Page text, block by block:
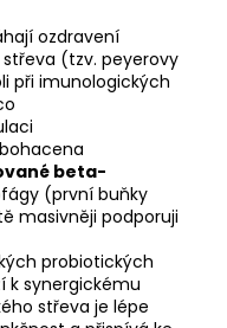
ozdravení
(tzv. peyerovy
při imunologických
beta-
(první buňky
masivněji podporuji
probiotických
k synergickému
střeva je lépe